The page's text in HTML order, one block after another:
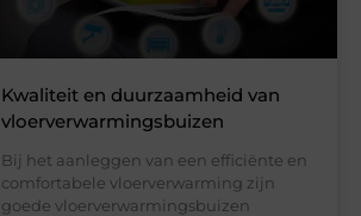
Kwaliteit en duurzaamheid van
vloerverwarmingsbuizen
Bij het aanleggen van een efficiënte en
comfortabele vloerverwarming zijn
goede vloerverwarmingsbuizen